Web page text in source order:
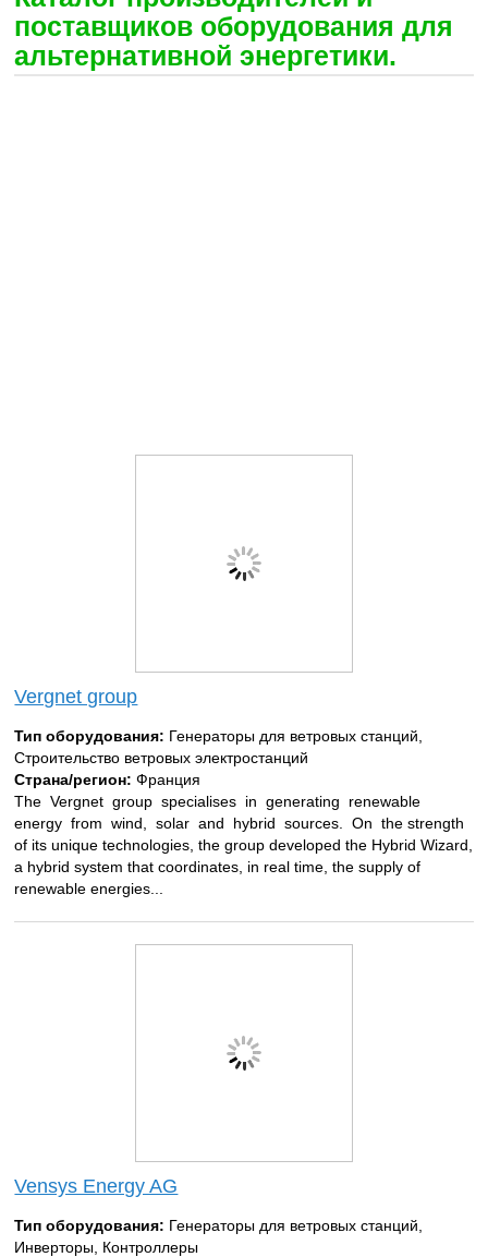
поставщиков оборудования для
альтернативной энергетики.
Vergnet group
Тип оборудования: Генераторы для ветровых станций,
Строительство ветровых электростанций
Страна/регион:Франция
The Vergnet group specialises in generating renewable
energy from wind, solar and hybrid sources. On the strength
of its unique technologies, the group developed the Hybrid Wizard,
a hybrid system that coordinates, in real time, the supply of
renewable energies...
Vensys Energy AG
Тип оборудования: Генераторы для ветровых станций,
Инверторы, Контроллеры